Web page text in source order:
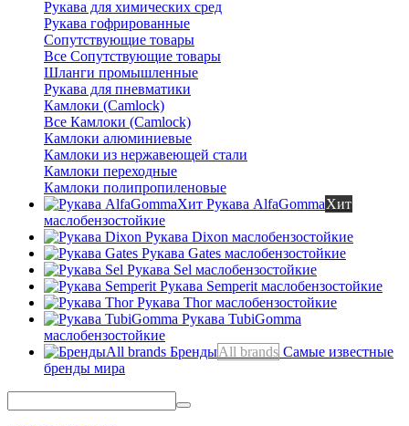
Рукава для химических сред
Рукава гофрированные
Сопутствующие товары
Все Сопутствующие товары
Шланги промышленные
Рукава для пневматики
Камлоки (Camlock)
Все Камлоки (Camlock)
Камлоки алюминиевые
Камлоки из нержавеющей стали
Камлоки переходные
Камлоки полипропиленовые
Рукава AlfaGommaХит
маслобензостойкие
Рукава Dixon маслобензостойкие
Рукава Gates маслобензостойкие
Рукава Sel маслобензостойкие
Рукава Semperit маслобензостойкие
Рукава Thorмаслобензостойкие
Рукава TubiGomma
маслобензостойкие
БрендыAll brands Самые известные
бренды мира